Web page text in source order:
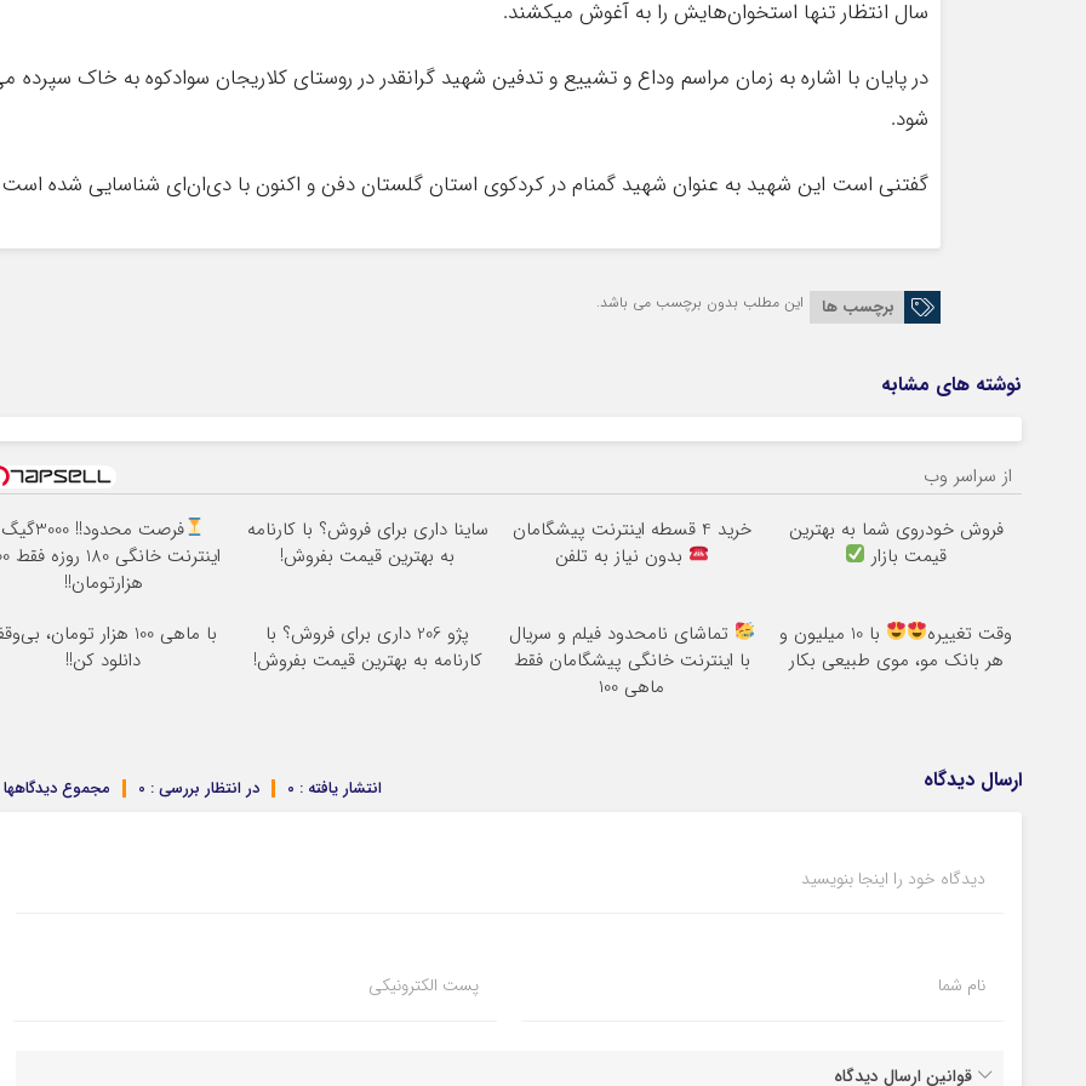
سال انتظار تنها استخوان‌هایش را به آغوش میکشند.
در پایان با اشاره به زمان مراسم وداع و تشییع و تدفین شهید گرانقدر در روستای کلاریجان سوادکوه به خاک سپرده
شود.
گفتنی است این شهید به عنوان شهید گمنام در کردکوی استان گلستان دفن و اکنون با دی‌ان‌ای شناسایی شده
برچسب ها این مطلب بدون برچسب می باشد.
نوشته های مشابه
از سراسر وب
فروش خودروی شما به بهترین
قیمت بازار
خرید 4 قسطه اینترنت پیشگامان
بدون نیاز به تلفن
ساینا داری برای فروش؟ با کارنامه
به بهترین قیمت بفروش!
فرصت محدود!! 3000گیگ
هزارتومان!!
وقت تغییره
با 10 میلیون و
هر بانک مو، موی طبیعی بکار
تماشای نامحدود فیلم و سریال
با اینترنت خانگی پیشگامان فقط
ماهی 100
پژو 206 داری برای فروش؟ با
کارنامه به بهترین قیمت بفروش!
با ماهی 100 هزار تومان،
دانلود کن!!
ارسال دیدگاه مجموع دیدگاهها در انتظار بررسی : 0 انتشار یافته : 0
دیدگاه خود را اینجا بنویسید
نام شما پست الکترونیکی
قوانین ارسال دیدگاه